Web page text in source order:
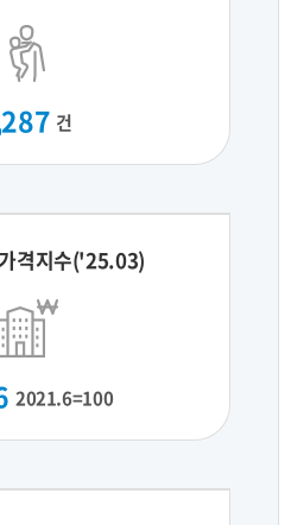
건
격지수('25.03)
2021.6=100